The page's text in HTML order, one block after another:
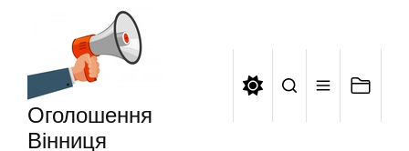
Оголошення
Вінниця